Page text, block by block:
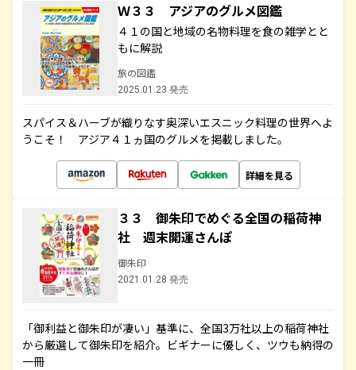
Ｗ３３ アジアのグルメ図鑑
４１の国と地域の名物料理を食の雑学とと
もに解説
旅の図鑑
2025.01.23 発売
スパイス＆ハーブが織りなす奥深いエスニック料理の世界へよ
うこそ！ アジア４１ヵ国のグルメを掲載しました。
詳細を見る
３３ 御朱印でめぐる全国の稲荷神
社 週末開運さんぽ
御朱印
2021.01.28 発売
「御利益と御朱印が凄い」基準に、全国3万社以上の稲荷神社
から厳選して御朱印を紹介。ビギナーに優しく、ツウも納得の
一冊